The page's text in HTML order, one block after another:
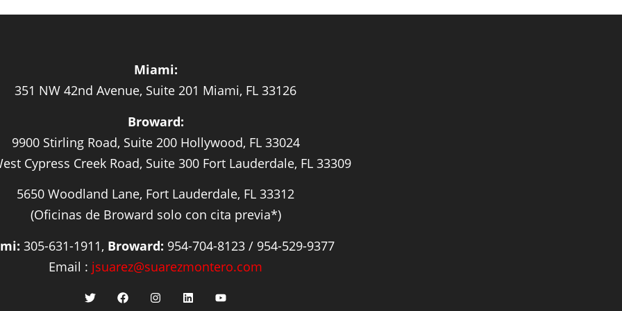
Miami:
351 NW 42nd Avenue, Suite 201 Miami, FL 33126
Broward:
9900 Stirling Road, Suite 200 Hollywood, FL 33024
Cypress Creek Road, Suite 300 Fort Lauderdale, FL 33309
5650 Woodland Lane, Fort Lauderdale, FL 33312
(Oficinas de Broward solo con cita previa*)
305-631-1911, Broward: 954-704-8123 / 954-529-9377
Email : jsuarez@suarezmontero.com